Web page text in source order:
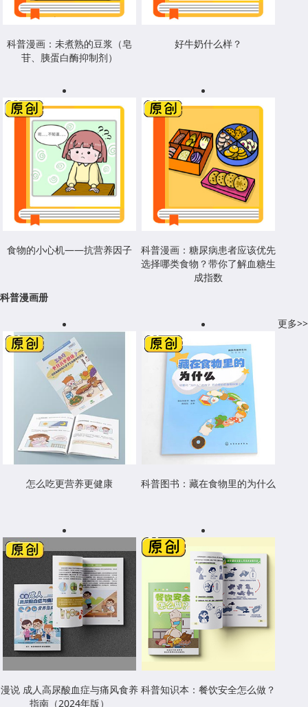
科普漫画：未煮熟的豆浆（皂
苷、胰蛋白酶抑制剂）
好牛奶什么样？
食物的小心机——抗营养因子
科普漫画：糖尿病患者应该优先
选择哪类食物？带你了解血糖生
成指数
科普漫画册
更多>>
怎么吃更营养更健康 科普图书：藏在食物里的为什么
漫说 成人高尿酸血症与痛风食养
指南（2024年版）
科普知识本：餐饮安全怎么做？